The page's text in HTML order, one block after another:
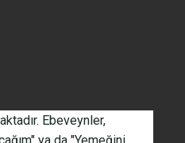
Ebeveynler,